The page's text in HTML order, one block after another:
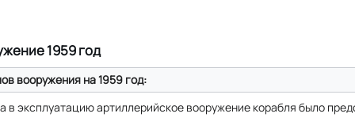
1959 год
вооружения на 1959 год:
в эксплуатацию артиллерийское вооружение корабля было